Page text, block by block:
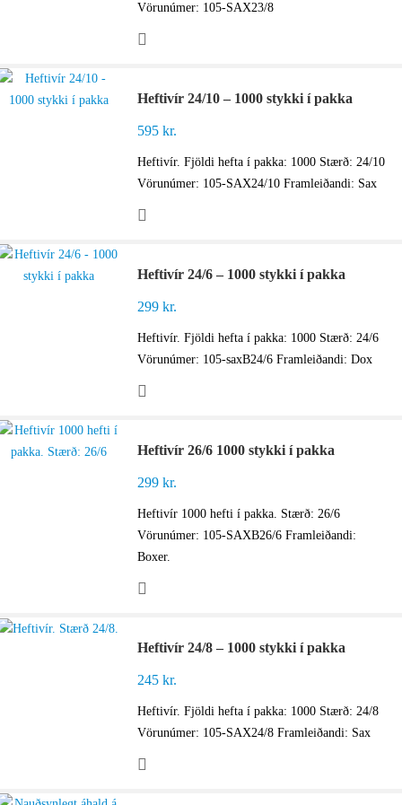
Vörunúmer: 105-SAX23/8
Heftivír 24/10 – 1000 stykki í pakka
595kr.
Heftivír. Fjöldi hefta í pakka: 1000 Stærð: 24/10
Vörunúmer: 105-SAX24/10 Framleiðandi: Sax
Heftivír 24/6 – 1000 stykki í pakka
299kr.
Heftivír. Fjöldi hefta í pakka: 1000 Stærð: 24/6
Vörunúmer: 105-saxB24/6 Framleiðandi: Dox
Heftivír 26/6 1000 stykki í pakka
299kr.
Heftivír 1000 hefti í pakka. Stærð: 26/6
Vörunúmer: 105-SAXB26/6 Framleiðandi:
Boxer.
Heftivír 24/8 – 1000 stykki í pakka
245kr.
Heftivír. Fjöldi hefta í pakka: 1000 Stærð: 24/8
Vörunúmer: 105-SAX24/8 Framleiðandi: Sax